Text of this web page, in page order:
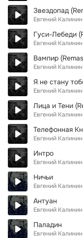
Звездопад
Евгений Калинин
Гуси-Лебеди
Евгений Калинин
Вампир
Евгений Калинин
Я не стану
Евгений Калинин
Лица и Тени
Евгений Калинин
Телефонная
Евгений Калинин
Интро
Евгений Калинин
Ничьи
Евгений Калинин
Антуан
Евгений Калинин
Паладин
Евгений Калинин